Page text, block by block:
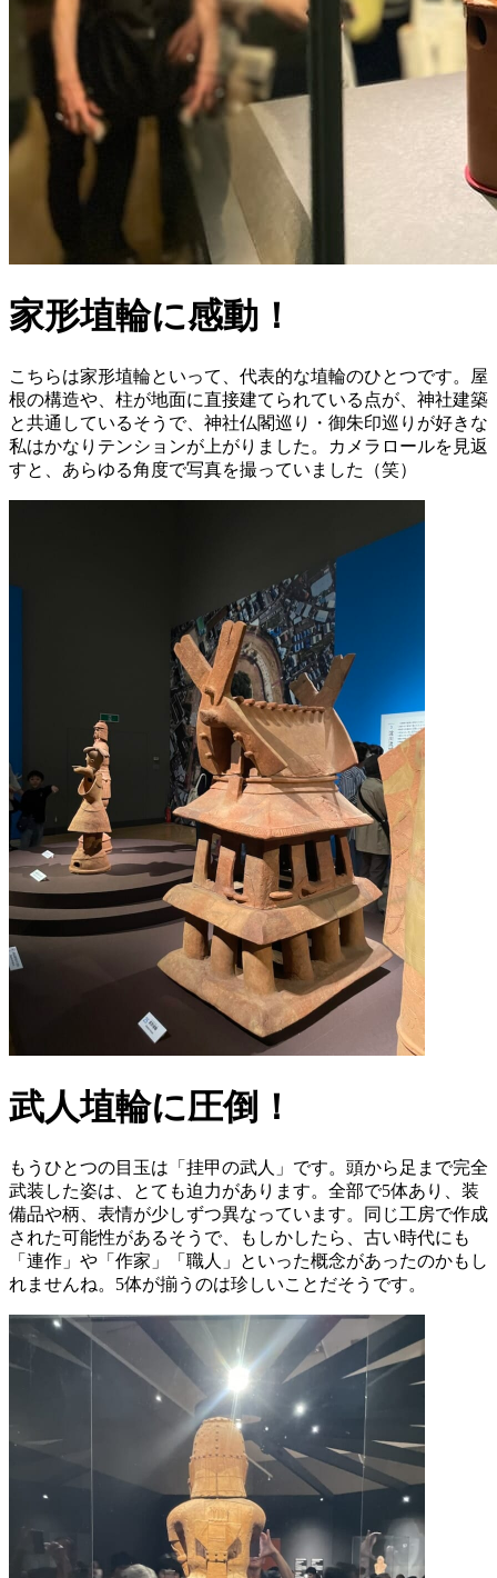
家形埴輪に感動！
こちらは家形埴輪といって、代表的な埴輪のひとつです。屋
根の構造や、柱が地面に直接建てられている点が、神社建築
と共通しているそうで、神社仏閣巡り・御朱印巡りが好きな
私はかなりテンションが上がりました。カメラロールを見返
すと、あらゆる角度で写真を撮っていました（笑）
武人埴輪に圧倒！
もうひとつの目玉は「挂甲の武人」です。頭から足まで完全
武装した姿は、とても迫力があります。全部で5体あり、装
備品や柄、表情が少しずつ異なっています。同じ工房で作成
された可能性があるそうで、もしかしたら、古い時代にも
「連作」や「作家」「職人」といった概念があったのかもし
れませんね。5体が揃うのは珍しいことだそうです。